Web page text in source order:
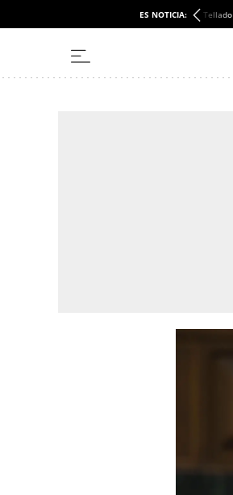
ES NOTICIA: Tellado